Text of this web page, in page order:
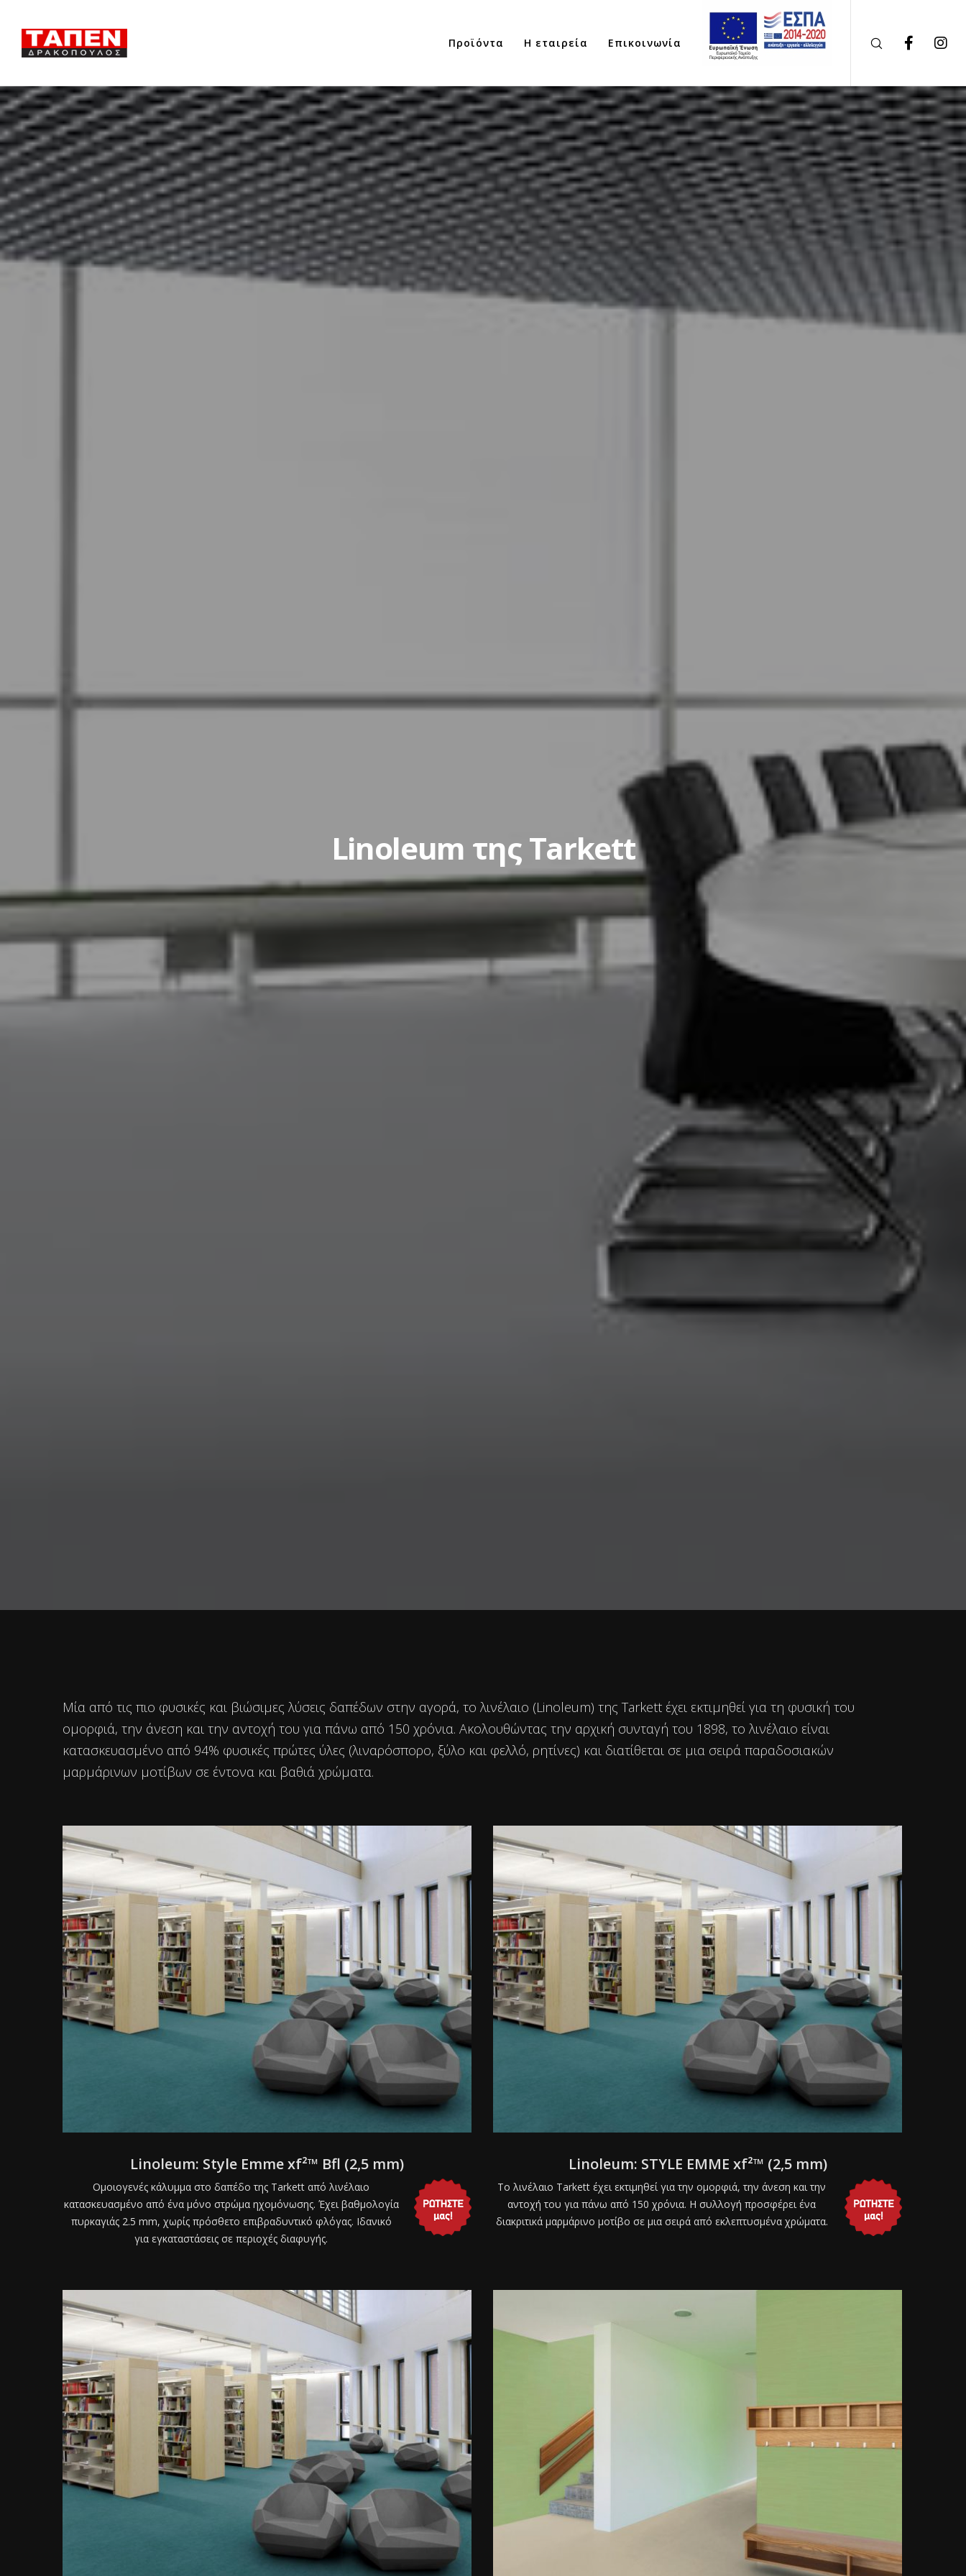
Προϊόντα Η εταιρεία Επικοινωνία
Linoleum της Tarkett
Μία από τις πιο φυσικές και βιώσιμες λύσεις δαπέδων στην αγορά, το λινέλαιο (Linoleum) της Tarkett έχει εκτιμηθεί για τη φυσική του
ομορφιά, την άνεση και την αντοχή του για πάνω από 150 χρόνια. Ακολουθώντας την αρχική συνταγή του 1898, το λινέλαιο είναι
κατασκευασμένο από 94% φυσικές πρώτες ύλες (λιναρόσπορο, ξύλο και φελλό, ρητίνες) και διατίθεται σε μια σειρά παραδοσιακών
μαρμάρινων μοτίβων σε έντονα και βαθιά χρώματα.
Linoleum: Style Emme xf²™ Bfl (2,5 mm)
Ομοιογενές κάλυμμα στο δαπέδο της Tarkett από λινέλαιο
κατασκευασμένο από ένα μόνο στρώμα ηχομόνωσης. Έχει βαθμολογία
πυρκαγιάς 2.5 mm, χωρίς πρόσθετο επιβραδυντικό φλόγας. Ιδανικό
για εγκαταστάσεις σε περιοχές διαφυγής.
Linoleum: STYLE EMME xf²™ (2,5 mm)
Το λινέλαιο Tarkett έχει εκτιμηθεί για την ομορφιά, την άνεση και την
αντοχή του για πάνω από 150 χρόνια. Η συλλογή προσφέρει ένα
διακριτικά μαρμάρινο μοτίβο σε μια σειρά από εκλεπτυσμένα χρώματα.